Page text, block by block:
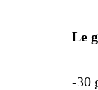
Le
-30